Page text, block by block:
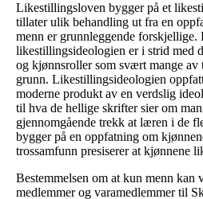
Likestillingsloven bygger på et
tillater ulik behandling ut fra en
menn er grunnleggende forskjellige.
likestillingsideologien er i strid med
og kjønnsroller som svært mange av
grunn. Likestillingsideologien
moderne produkt av en verdslig
til hva de hellige skrifter sier om
gjennomgående trekk at læren i de
bygger på en oppfatning om
trossamfunn presiserer at kjønnene
Bestemmelsen om at kun menn kan
medlemmer og varamedlemmer til